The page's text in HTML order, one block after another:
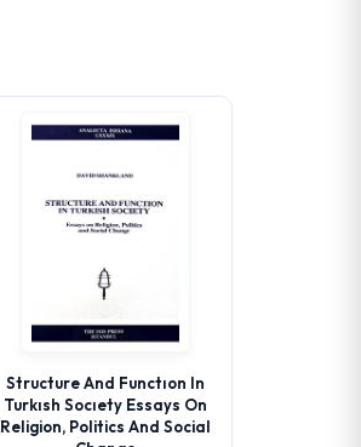
Structure And Functıon In
Turkısh Socıety Essays On
Religion, Politics And Social